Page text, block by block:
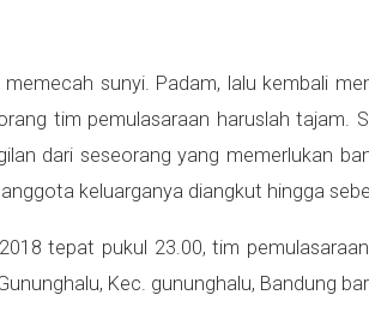
sunyi. Padam, lalu kembali
tim pemulasaraan haruslah
dari seseorang yang memerlukan
keluarganya diangkut hingga
tepat pukul 23.00, tim
Kec. gununghalu, Bandung